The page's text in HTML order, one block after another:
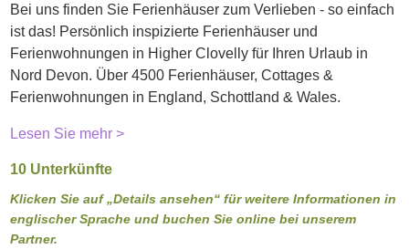
Bei uns finden Sie Ferienhäuser zum Verlieben - so einfach
ist das! Persönlich inspizierte Ferienhäuser und
Ferienwohnungen in Higher Clovelly für Ihren Urlaub in
Nord Devon. Über 4500 Ferienhäuser, Cottages &
Ferienwohnungen in England, Schottland & Wales.
Lesen Sie mehr >
10 Unterkünfte
Klicken Sie auf „Details ansehen“ für weitere Informationen in
englischer Sprache und buchen Sie online bei unserem
Partner.